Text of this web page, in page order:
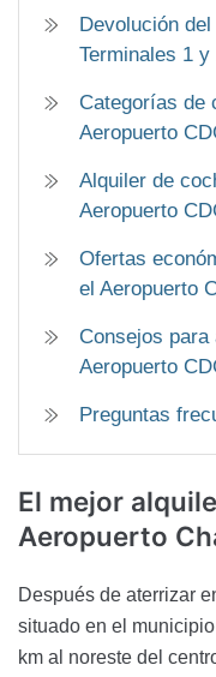
Devolución
Terminales 1 y
Categorías de
Aeropuerto
Alquiler de
Aeropuerto
Ofertas
el Aeropuerto
Consejos
Aeropuerto
Preguntas
El mejor
Aeropuerto
Después de aterrizar
situado en el
km al noreste del